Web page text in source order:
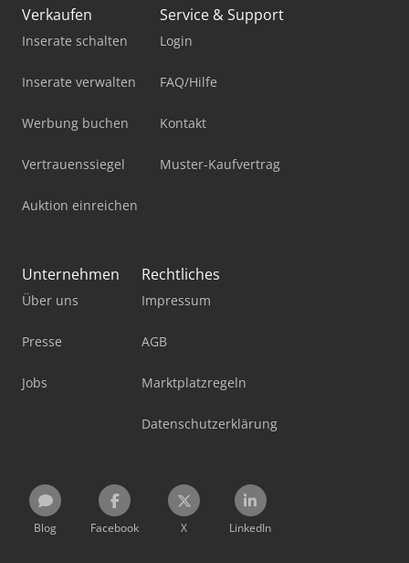
Verkaufen
Inserate schalten
Inserate verwalten
Werbung buchen
Vertrauenssiegel
Auktion einreichen
Service & Support
Login
FAQ/Hilfe
Kontakt
Muster-Kaufvertrag
Unternehmen
Über uns
Presse
Jobs
Rechtliches
Impressum
AGB
Marktplatzregeln
Datenschutzerklärung
Blog Facebook X LinkedIn